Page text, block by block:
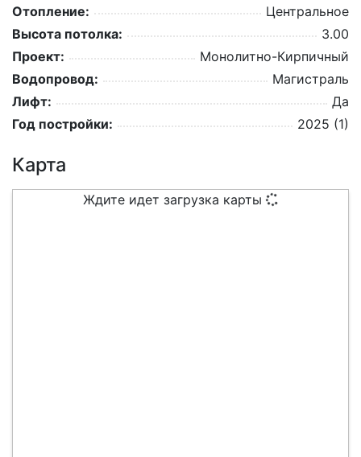
Отопление:
Центральное
Высота потолка:
3.00
Проект:
Монолитно-Кирпичный
Водопровод:
Магистраль
Лифт:
Да
Год постройки:
2025 (1)
Карта
Ждите идет загрузка карты